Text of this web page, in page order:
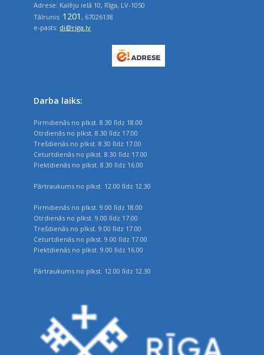
Adrese: Kalēju ielā 10, Rīga, LV-1050
Tālrunis: 1201, 67026138
e-pasts: di@riga.lv
Darba laiks:
Pirmdienās no plkst. 8.30 līdz 18.00
Otrdienās no plkst. 8.30 līdz 17.00
Trešdienās no plkst. 8.30 līdz 17.00
Ceturtdienās no plkst. 8.30 līdz 17.00
Piektdienās no plkst. 8.30 līdz 16.00
Pārtraukums no plkst. 12.00 līdz 12.30
Pirmdienās no plkst. 9.00 līdz 18.00
Otrdienās no plkst. 9.00 līdz 17.00
Trešdienās no plkst. 9.00 līdz 17.00
Ceturtdienās no plkst. 9.00 līdz 17.00
Piektdienās no plkst. 9.00 līdz 16.00
Pārtraukums no plkst. 12.00 līdz 12.30